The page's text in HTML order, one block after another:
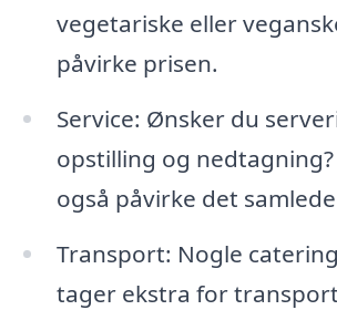
vegetariske eller
påvirke prisen.
Service: Ønsker du
opstilling og
også påvirke det
Transport: Nogle
tager ekstra for